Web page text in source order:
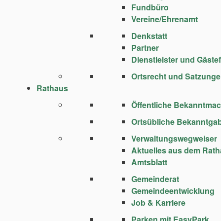
Fundbüro
Vereine/Ehrenamt
Denkstatt
Partner
Dienstleister und
Ortsrecht und
Rathaus
Öffentliche
Ortsübliche
Verwaltungswegweiser
Aktuelles aus dem
Amtsblatt
Gemeinderat
Gemeindeentwicklung
Job & Karriere